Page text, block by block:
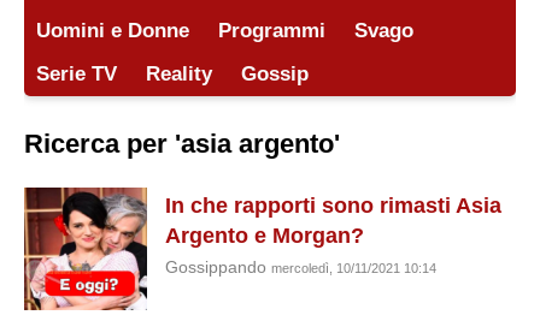
Uomini e Donne
Programmi
Svago
Serie TV
Reality Gossip
Ricerca per 'asia argento'
In che rapporti sono rimasti Asia
Argento e Morgan?
Gossippando mercoledì, 10/11/2021 10:14